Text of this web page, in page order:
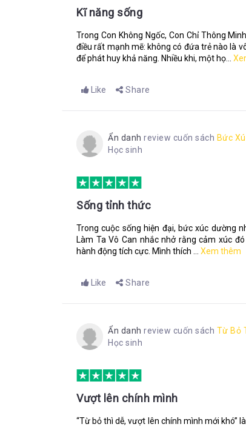
Kĩ năng sống
Trong Con Không Ngốc, Con Chỉ Thông
điều rất mạnh mẽ: không có đứa trẻ nào là
để phát huy khả năng. Nhiều khi, một họ...
Like Share
Ẩn danh review cuốn sách Bức
Học sinh
Sống tỉnh thức
Trong cuộc sống hiện đại, bức xúc dường
Làm Ta Vô Can nhắc nhở rằng cảm xúc
hành động tích cực. Mình thích ...
Xem thêm
Like Share
Ẩn danh review cuốn sách Từ Bỏ
Học sinh
Vượt lên chính mình
“Từ bỏ thì dễ, vượt lên chính mình mới khó”